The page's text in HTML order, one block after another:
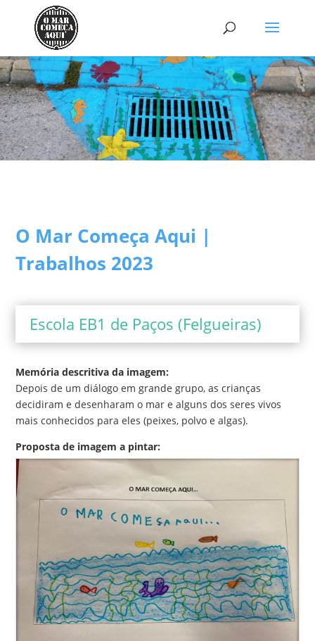
O Mar Começa Aqui |
Trabalhos 2023
Escola EB1 de Paços (Felgueiras)
Memória descritiva da imagem:
Depois de um diálogo em grande grupo, as crianças
decidiram e desenharam o mar e alguns dos seres vivos
mais conhecidos para eles (peixes, polvo e algas).
Proposta de imagem a pintar: